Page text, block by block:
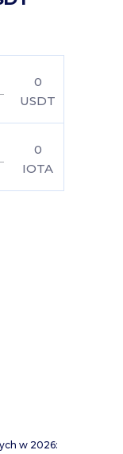
0
USDT
0
IOTA
w 2026: